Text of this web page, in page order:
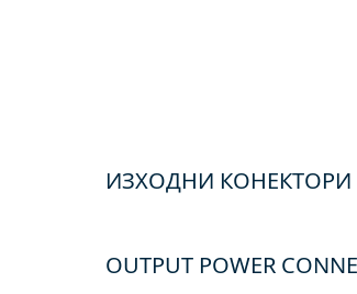
ИЗХОДНИ КОНЕКТОРИ
OUTPUT POWER